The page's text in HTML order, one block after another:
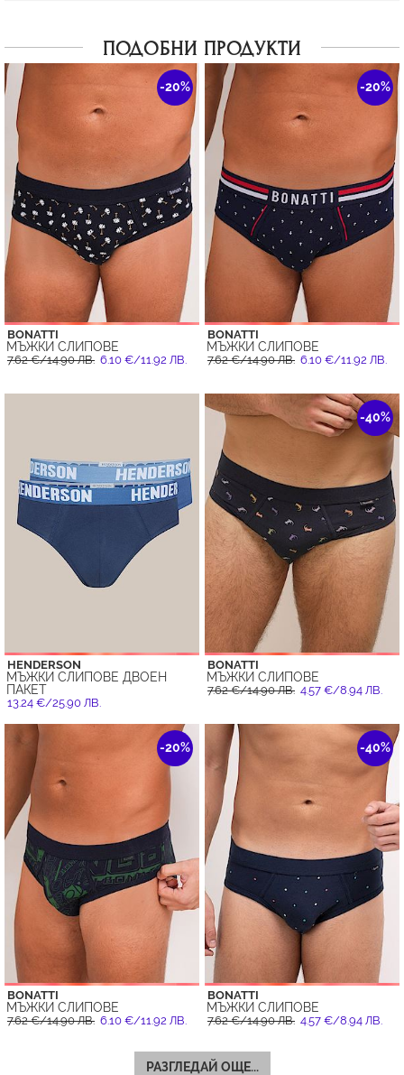
ПОДОБНИ ПРОДУКТИ
-20%
BONATTI
МЪЖКИ СЛИПОВЕ
7.62 €/14.90 ЛВ. 6.10 €/11.92 ЛВ.
-20%
BONATTI
МЪЖКИ СЛИПОВЕ
7.62 €/14.90 ЛВ. 6.10 €/11.92 ЛВ.
HENDERSON
МЪЖКИ СЛИПОВЕ ДВОЕН
ПАКЕТ
13.24 €/25.90 ЛВ.
-40%
BONATTI
МЪЖКИ СЛИПОВЕ
7.62 €/14.90 ЛВ. 4.57 €/8.94 ЛВ.
-20%
BONATTI
МЪЖКИ СЛИПОВЕ
7.62 €/14.90 ЛВ. 6.10 €/11.92 ЛВ.
-40%
BONATTI
МЪЖКИ СЛИПОВЕ
7.62 €/14.90 ЛВ. 4.57 €/8.94 ЛВ.
РАЗГЛЕДАЙ ОЩЕ...